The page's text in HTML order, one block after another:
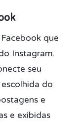
que
Instagram.
seu
do
e
e exibidas